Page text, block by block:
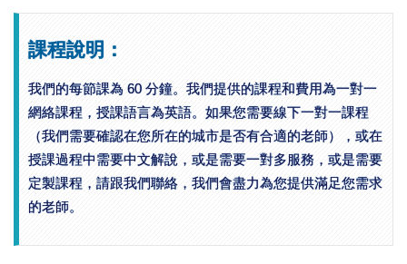
課程說明：
我們的每節課為 60 分鐘。我們提供的課程和費用為一對一
網絡課程，授課語言為英語。如果您需要線下一對一課程
（我們需要確認在您所在的城市是否有合適的老師），或在
授課過程中需要中文解說，或是需要一對多服務，或是需要
定製課程，請跟我們聯絡，我們會盡力為您提供滿足您需求
的老師。